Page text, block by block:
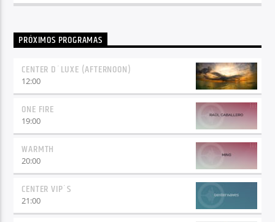
PRÓXIMOS PROGRAMAS
CENTER D´LUXE (AFTERNOON)
12:00
ONE FIRE
19:00
WARMTH
20:00
CENTER VIP´S
21:00